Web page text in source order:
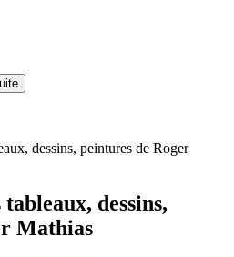
dessins, peintures de Roger
dessins,
Mathias